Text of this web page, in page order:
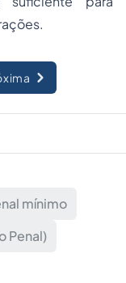
mínimo
Penal)